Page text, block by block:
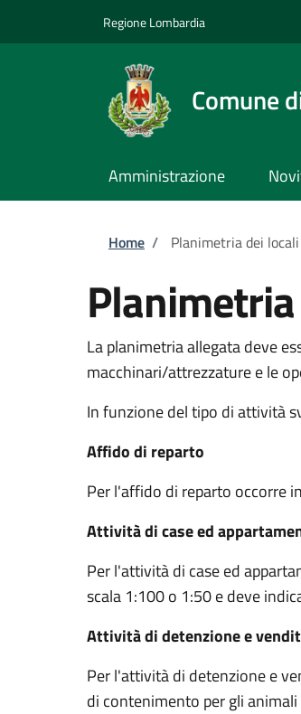
Regione Lombardia
Comune
Amministrazione
Briciole di
Home / Planimetria dei locali
La planimetria allegata deve
macchinari/attrezzature e le
In funzione del tipo di attività
Affido di reparto
Per l'affido di reparto occorre
Attività di case ed
Per l'attività di case ed
scala 1:100 o 1:50 e deve
Attività di detenzione e
Per l'attività di detenzione e
di contenimento per gli